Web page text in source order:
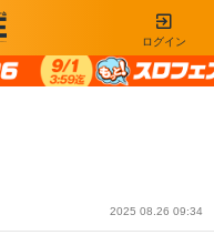
ログイン
2025 08.26 09:34